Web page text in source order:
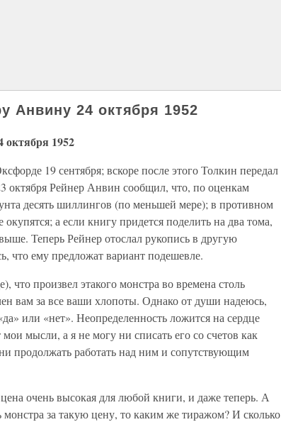
Анвину 24 октября 1952
октября 1952
19 сентября; вскоре после этого Толкин передал
октября Рейнер Анвин сообщил, что, по оценкам
десять шиллингов (по меньшей мере); в противном
а если книгу придется поделить на два тома,
Теперь Рейнер отослал рукопись в другую
что ему предложат вариант подешевле.
что произвел этакого монстра во времена столь
вам за все ваши хлопоты. Однако от души надеюсь,
или «нет». Неопределенность ложится на сердце
мысли, а я не могу ни списать его со счетов как
продолжать работать над ним и сопутствующим
очень высокая для любой книги, и даже теперь. А
монстра за такую цену, то каким же тиражом? И сколько